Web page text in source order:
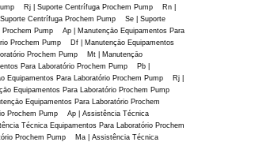
Rj | Suporte Centrífuga Prochem Pump Rn |
Centrífuga Prochem Pump Se | Suporte
Pump Ap | Manutençāo Equipamentos Para
Prochem Pump Df | Manutençāo Equipamentos
Prochem Pump Mt | Manutençāo
Para Laboratório Prochem Pump Pb |
Equipamentos Para Laboratório Prochem Pump Rj |
Equipamentos Para Laboratório Prochem Pump
Equipamentos Para Laboratório Prochem
Prochem Pump Ap | Assistência Técnica
Técnica Equipamentos Para Laboratório Prochem
Prochem Pump Ma | Assistência Técnica